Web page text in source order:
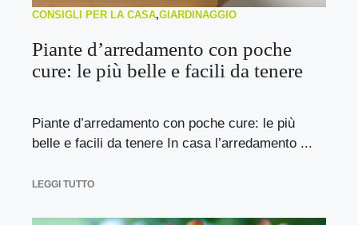
CONSIGLI PER LA CASA,GIARDINAGGIO
Piante d’arredamento con poche
cure: le più belle e facili da tenere
Piante d’arredamento con poche cure: le più
belle e facili da tenere In casa l’arredamento ...
LEGGI TUTTO